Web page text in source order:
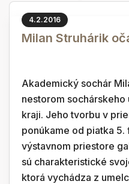
4.2.2016
Milan Struhárik
Akademický sochár
nestorom sochárskeho
kraji. Jeho tvorbu v
ponúkame od piatka
výstavnom priestore
sú charakteristické
ktorá vychádza z